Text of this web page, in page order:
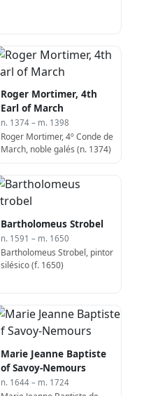
Roger Mortimer, 4th
Earl of March
n. 1374 – m. 1398
Roger Mortimer, 4º Conde de
March, noble galés (n. 1374)
Bartholomeus Strobel
n. 1591 – m. 1650
Bartholomeus Strobel, pintor
silésico (f. 1650)
Marie Jeanne Baptiste
of Savoy-Nemours
n. 1644 – m. 1724